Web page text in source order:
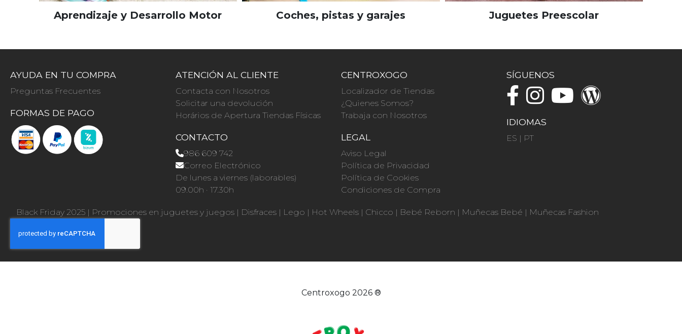
Aprendizaje y Desarrollo Motor Coches, pistas y garajes Juguetes Preescolar
AYUDA EN TU COMPRA
Preguntas Frecuentes
FORMAS DE PAGO
ATENCIÓN AL CLIENTE
Contacta con Nosotros
Solicitar una devolución
Horários de Apertura Tiendas Físicas
CONTACTO
986 609 742
Correo Electrónico
De lunes a viernes (laborables)
09.00h · 17.30h
CENTROXOGO
Localizador de Tiendas
¿Quienes Somos?
Trabaja con Nosotros
LEGAL
Aviso Legal
Política de Privacidad
Política de Cookies
Condiciones de Compra
SÍGUENOS
IDIOMAS
ES | PT
Black Friday 2025 | Promociones en juguetes y juegos | Disfraces | Lego | Hot Wheels | Chicco | Bebé Reborn | Muñecas Bebé | Muñecas Fashion
Centroxogo 2026 ®